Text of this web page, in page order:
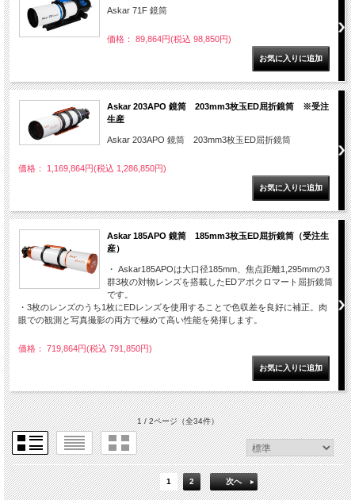
Askar 71F 鏡筒
価格： 89,864円(税込 98,850円)
Askar 203APO 鏡筒 203mm3枚玉ED屈折鏡筒 ※受注
生産
Askar 203APO 鏡筒 203mm3枚玉ED屈折鏡筒
価格： 1,169,864円(税込 1,286,850円)
Askar 185APO 鏡筒 185mm3枚玉ED屈折鏡筒（受注生
産）
・ Askar185APOは大口径185mm、焦点距離1,295mmの3
群3枚の対物レンズを搭載したEDアポクロマート屈折鏡筒
です。
・3枚のレンズのうち1枚にEDレンズを使用することで色収差を良好に補正。肉
眼での観測と写真撮影の両方で極めて高い性能を発揮します。
価格： 719,864円(税込 791,850円)
1 / 2ページ（全34件）
1 2 次へ